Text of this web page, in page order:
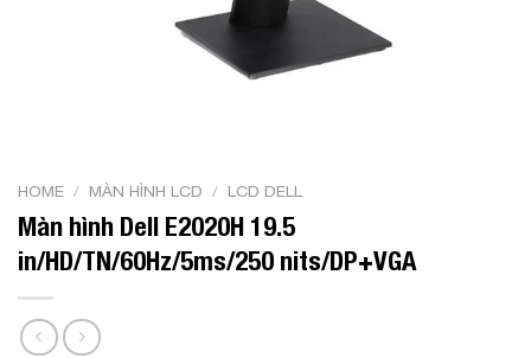
HOME / MÀN HÌNH LCD / LCD DELL
Màn hình Dell E2020H 19.5
in/HD/TN/60Hz/5ms/250 nits/DP+VGA